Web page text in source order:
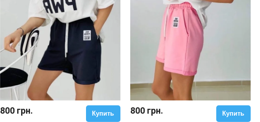
800 грн. Купить 800 грн. Купить